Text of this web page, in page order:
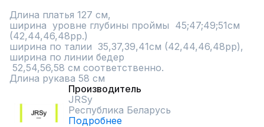
Длина платья 127 см,
ширина  уровне глубины проймы  45;47;49;51см
(42,44,46,48рр.)
ширина по талии  35,37,39,41см (42,44,46,48рр),
ширина по линии бедер
Длина рукава 58 см
Производитель
JRSy
Республика Беларусь
Подробнее